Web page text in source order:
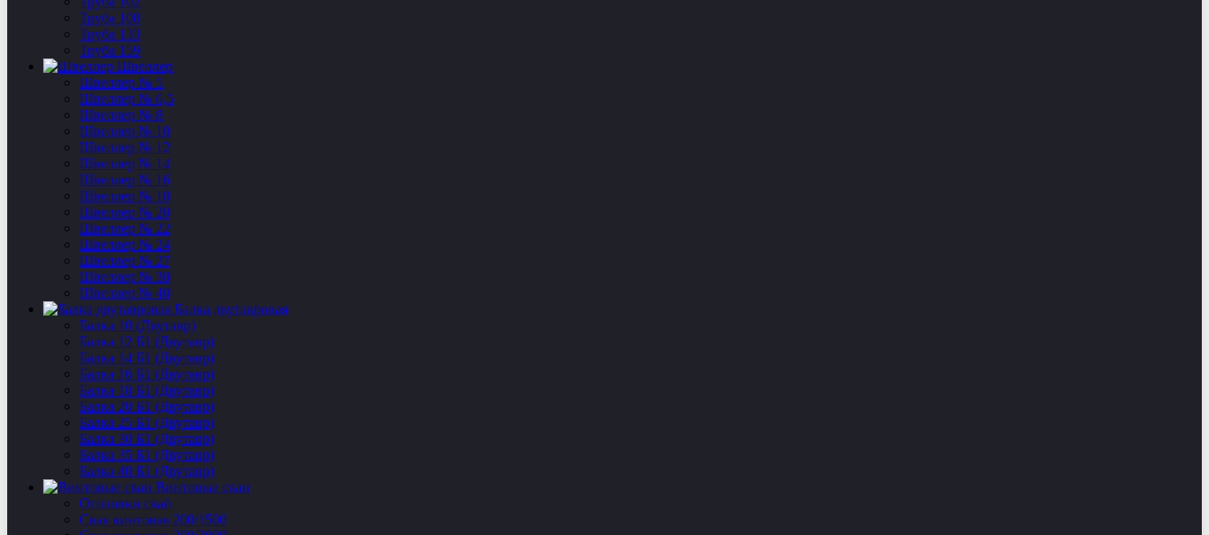
Труба 108
Труба 133
Труба 159
Швеллер
Швеллер № 5
Швеллер № 6,5
Швеллер № 8
Швеллер № 10
Швеллер № 12
Швеллер № 14
Швеллер № 16
Швеллер № 18
Швеллер № 20
Швеллер № 22
Швеллер № 24
Швеллер № 27
Швеллер № 30
Швеллер № 40
Балка двутавровая
Балка 10 (Двутавр)
Балка 12 Б1 (Двутавр)
Балка 14 Б1 (Двутавр)
Балка 16 Б1 (Двутавр)
Балка 18 Б1 (Двутавр)
Балка 20 Б1 (Двутавр)
Балка 25 Б1 (Двутавр)
Балка 30 Б1 (Двутавр)
Балка 35 Б1 (Двутавр)
Балка 40 Б1 (Двутавр)
Винтовые сваи
Оголовки свай
Свая винтовая 200/1500